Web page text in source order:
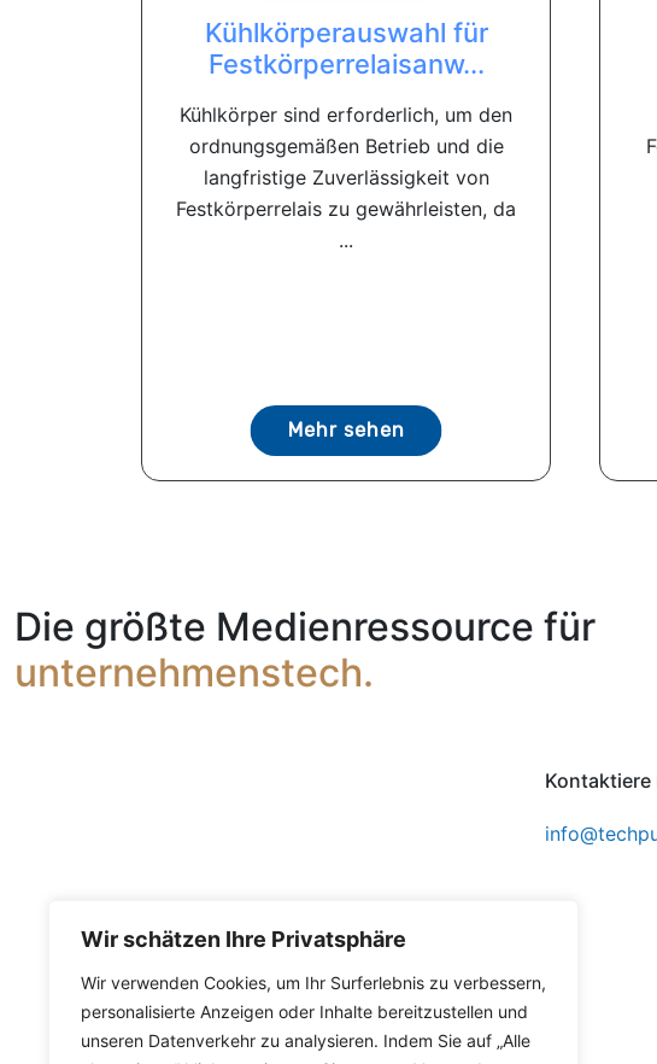
Wir schätzen Ihre Privatsphäre
Wir verwenden Cookies, um Ihr Surferlebnis zu verbessern,
personalisierte Anzeigen oder Inhalte bereitzustellen und
unseren Datenverkehr zu analysieren. Indem Sie auf „Alle
Kühlkörperauswahl für
Festkörperrelaisanw...
Kühlkörper sind erforderlich, um den
ordnungsgemäßen Betrieb und die
langfristige Zuverlässigkeit von
Festkörperrelais zu gewährleisten, da
...
Mehr sehen
Die größte Medienressource für
unternehmenstech.
Kontaktiere